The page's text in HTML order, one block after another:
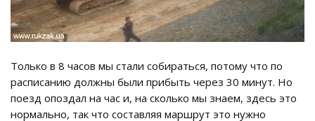
Только в 8 часов мы стали собираться, потому что по
расписанию должны были прибыть через 30 минут. Но
поезд опоздал на час и, на сколько мы знаем, здесь это
нормально, так что составляя маршрут это нужно